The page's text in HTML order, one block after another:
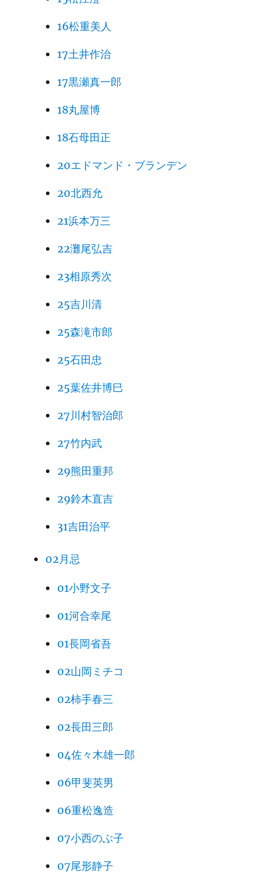
16松重美人
17土井作治
17黒瀬真一郎
18丸屋博
18石母田正
20エドマンド・ブランデン
20北西允
21浜本万三
22灘尾弘吉
23相原秀次
25吉川清
25森滝市郎
25石田忠
25葉佐井博巳
27川村智治郎
27竹内武
29熊田重邦
29鈴木直吉
31吉田治平
02月忌
01小野文子
01河合幸尾
01長岡省吾
02山岡ミチコ
02柿手春三
02長田三郎
04佐々木雄一郎
06甲斐英男
06重松逸造
07小西のぶ子
07尾形静子